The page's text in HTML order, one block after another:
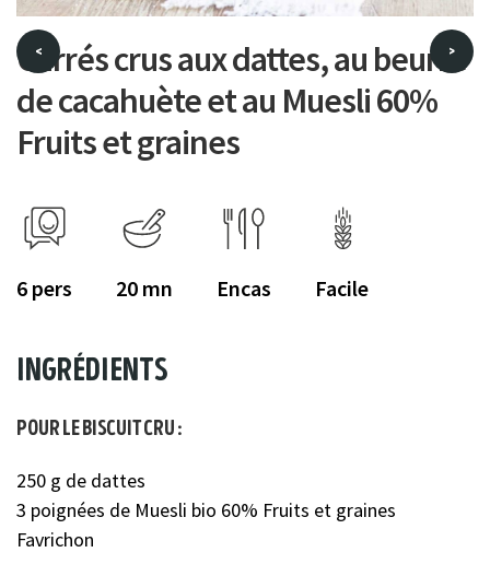
Carrés crus aux dattes, au beurre
de cacahuète et au Muesli 60%
Fruits et graines
6 20 Encas Facile
ingrédients
pour le biscuit cru :
250 g de dattes
3 poignées de Muesli bio 60% Fruits et graines
Favrichon
< >